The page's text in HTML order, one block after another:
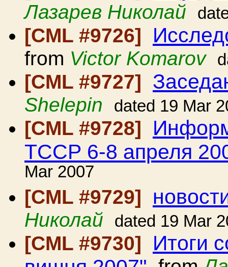
Лазарев Николай
[CML #9726]
from Victor Komarov
[CML #9727]
Shelepin dated 19 Mar
[CML #9728]
ТССР 6-8 апреля
Mar 2007
[CML #9729]
Николай dated 19 Mar
[CML #9730] Итоги